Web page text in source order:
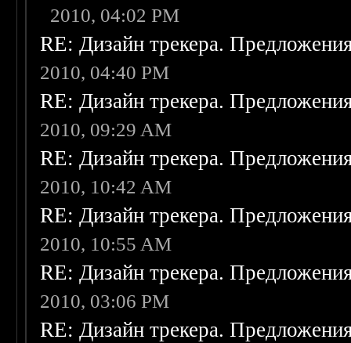
2010, 04:02 PM
RE: Дизайн трекера.
2010, 04:40 PM
RE: Дизайн трекера.
2010, 09:29 AM
RE: Дизайн трекера.
2010, 10:42 AM
RE: Дизайн трекера.
2010, 10:55 AM
RE: Дизайн трекера.
2010, 03:06 PM
RE: Дизайн трекера.